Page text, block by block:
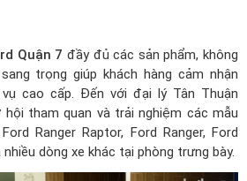
Quận 7 đầy đủ các sản phẩm, không
trọng giúp khách hàng cảm nhận
cao cấp. Đến với đại lý Tân Thuận
hội tham quan và trải nghiệm các mẫu
Ranger Raptor, Ford Ranger, Ford
dòng xe khác tại phòng trưng bày.